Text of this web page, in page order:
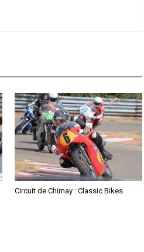
Circuit de Chimay : Classic Bikes